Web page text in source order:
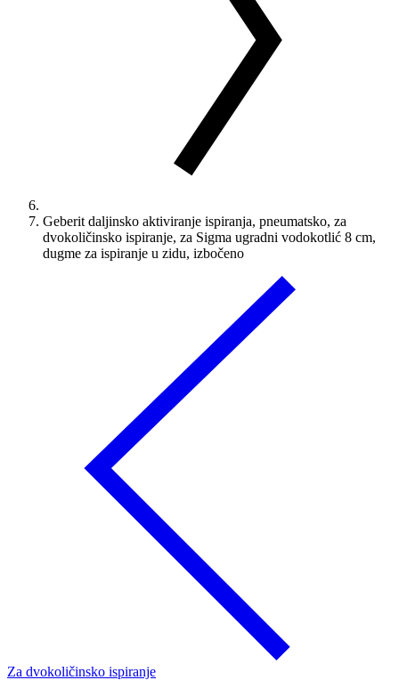
Geberit daljinsko aktiviranje ispiranja, pneumatsko, za
dvokoličinsko ispiranje, za Sigma ugradni vodokotlić 8 cm,
dugme za ispiranje u zidu, izbočeno
Za dvokoličinsko ispiranje